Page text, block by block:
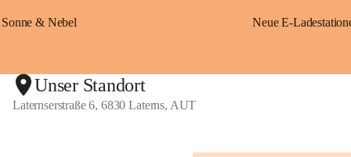
Sonne & Nebel
Unser Standort
Laternserstraße 6, 6830 Laterns, AUT